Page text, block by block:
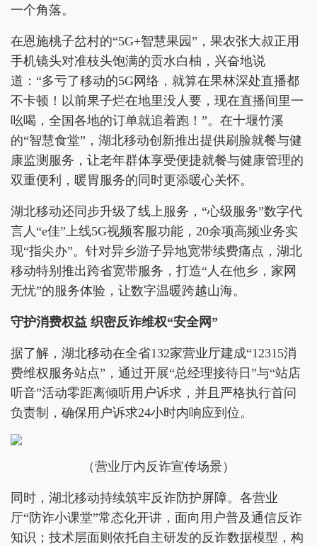
一个角落。
在恩施桃子岔村的“5G+智慧果园”，果农张大叔正用
手机镜头对准枝头饱满的贡水白柚，兴奋地说
道：“多亏了移动的5G网络，就算在果林深处直播都
不卡顿！以前果子烂在地里没人要，现在直播间里一
吆喝，全国各地的订单就追着跑！”。在十堰竹溪
的“智慧食堂”，湖北移动创新推出提供刷脸就餐与健
康监测服务，让老年群体享受便捷就餐与健康管理的
双重便利，暖胃服务的同时更添暖心关怀。
湖北移动还同步升级了线上服务，“心级服务”数字代
言人“e佳”上线5G视频客服功能，20余项高频业务实
现“指尖办”。针对异乡游子异地宽带续费痛点，湖北
移动特别推出跨省宽带服务，打造“人在他乡，家网
无忧”的服务体验，让数字温暖跨越山海。
守护消费权益 织密反诈维权“安全网”
据了解，湖北移动在全省132家营业厅建成“12315消
费维权服务站点”，通过开展“总经理接待日”与“站店
听音”活动零距离倾听用户诉求，并且严格执行首问
负责制，确保用户诉求24小时内响应到位。
（营业厅内反诈宣传场景）
同时，湖北移动持续筑牢反诈防护屏障。各营业
厅“防诈小课堂”常态化开讲，面向用户普及通信反诈
知识；技术层面则依托自主研发的反诈数据模型，构